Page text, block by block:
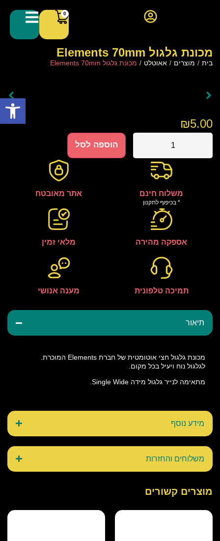
0
מכונת גלגול Elements 70mm
בית / מוצרים / אאוטלט / מכונת גלגול Elements 70mm
תיאור
מכונת גלגול חצי אוטומטית של חברת Elements המוכרת.
לגלגול נוח ויעיל בכל מקום.
מתאימה לנייר גלגול מידה Single Wide.
מידע נוסף
משלוחים והחזרות
₪5.00
הוספה לסל
משלוח חינם
* בכיפוף לתקנון
אתר מאובטח
אספקה מהירה מלאי זמין
תמיכה טלפונית מענה אנושי
מוצרים קשורים
פתח